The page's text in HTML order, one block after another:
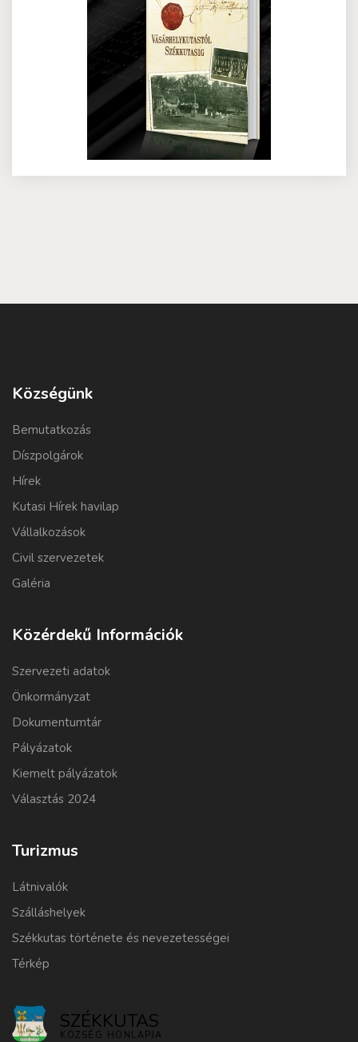
Községünk
Bemutatkozás
Díszpolgárok
Hírek
Kutasi Hírek havilap
Vállalkozások
Civil szervezetek
Galéria
Közérdekű Információk
Szervezeti adatok
Önkormányzat
Dokumentumtár
Pályázatok
Kiemelt pályázatok
Választás 2024
Turizmus
Látnivalók
Szálláshelyek
Székkutas története és nevezetességei
Térkép
SZÉKKUTAS
KÖZSÉG HONLAPJA